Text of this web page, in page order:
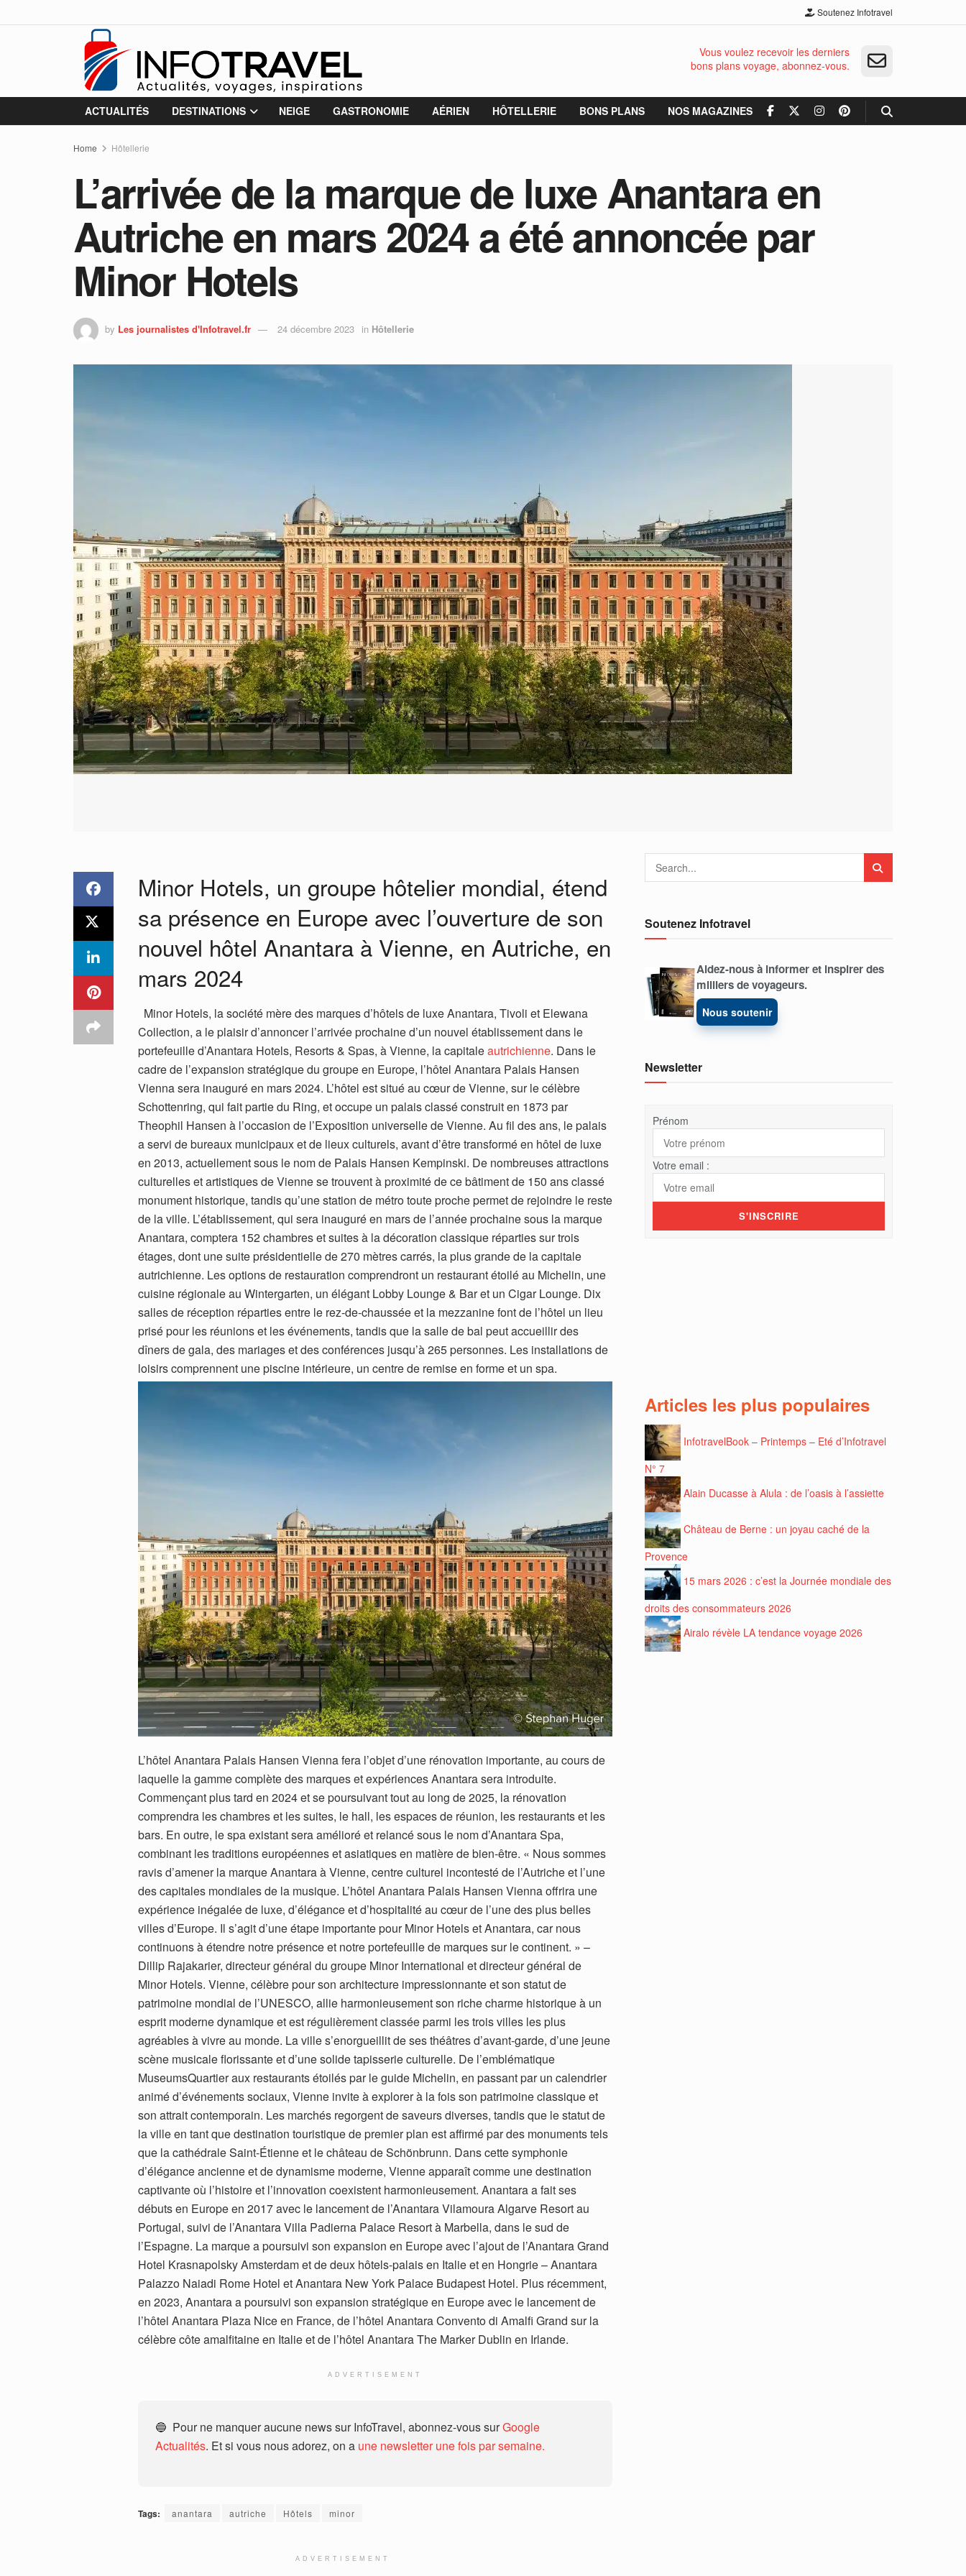
Soutenez Infotravel
Vous voulez recevoir les derniers
bons plans voyage, abonnez-vous.
ACTUALITÉS DESTINATIONS NEIGE GASTRONOMIE AÉRIEN HÔTELLERIE BONS PLANS NOS MAGAZINES
Home Hôtellerie
L’arrivée de la marque de luxe Anantara en
Autriche en mars 2024 a été annoncée par
Minor Hotels
by Les journalistes d'Infotravel.fr 24 décembre 2023 in Hôtellerie
Minor Hotels, un groupe hôtelier mondial, étend
sa présence en Europe avec l’ouverture de son
nouvel hôtel Anantara à Vienne, en Autriche, en
mars 2024
Minor Hotels, la société mère des marques d’hôtels de luxe Anantara, Tivoli et Elewana
Collection, a le plaisir d’annoncer l’arrivée prochaine d’un nouvel établissement dans le
portefeuille d’Anantara Hotels, Resorts & Spas, à Vienne, la capitaleautrichienne. Dans le
cadre de l’expansion stratégique du groupe en Europe, l’hôtel Anantara Palais Hansen
Vienna sera inauguré en mars 2024. L’hôtel est situé au cœur de Vienne, sur le célèbre
Schottenring, qui fait partie du Ring, et occupe un palais classé construit en 1873 par
Theophil Hansen à l’occasion de l’Exposition universelle de Vienne. Au fil des ans, le palais
a servi de bureaux municipaux et de lieux culturels, avant d’être transformé en hôtel de luxe
en 2013, actuellement sous le nom de Palais Hansen Kempinski. De nombreuses attractions
culturelles et artistiques de Vienne se trouvent à proximité de ce bâtiment de 150 ans classé
monument historique, tandis qu’une station de métro toute proche permet de rejoindre le reste
de la ville. L’établissement, qui sera inauguré en mars de l’année prochaine sous la marque
Anantara, comptera 152 chambres et suites à la décoration classique réparties sur trois
étages, dont une suite présidentielle de 270 mètres carrés, la plus grande de la capitale
autrichienne. Les options de restauration comprendront un restaurant étoilé au Michelin, une
cuisine régionale au Wintergarten, un élégant Lobby Lounge & Bar et un Cigar Lounge. Dix
salles de réception réparties entre le rez-de-chaussée et la mezzanine font de l’hôtel un lieu
prisé pour les réunions et les événements, tandis que la salle de bal peut accueillir des
dîners de gala, des mariages et des conférences jusqu’à 265 personnes. Les installations de
loisirs comprennent une piscine intérieure, un centre de remise en forme et un spa.
L’hôtel Anantara Palais Hansen Vienna fera l’objet d’une rénovation importante, au cours de
laquelle la gamme complète des marques et expériences Anantara sera introduite.
Commençant plus tard en 2024 et se poursuivant tout au long de 2025, la rénovation
comprendra les chambres et les suites, le hall, les espaces de réunion, les restaurants et les
bars. En outre, le spa existant sera amélioré et relancé sous le nom d’Anantara Spa,
combinant les traditions européennes et asiatiques en matière de bien-être. « Nous sommes
ravis d’amener la marque Anantara à Vienne, centre culturel incontesté de l’Autriche et l’une
des capitales mondiales de la musique. L’hôtel Anantara Palais Hansen Vienna offrira une
expérience inégalée de luxe, d’élégance et d’hospitalité au cœur de l’une des plus belles
villes d’Europe. Il s’agit d’une étape importante pour Minor Hotels et Anantara, car nous
continuons à étendre notre présence et notre portefeuille de marques sur le continent. » –
Dillip Rajakarier, directeur général du groupe Minor International et directeur général de
Minor Hotels. Vienne, célèbre pour son architecture impressionnante et son statut de
patrimoine mondial de l’UNESCO, allie harmonieusement son riche charme historique à un
esprit moderne dynamique et est régulièrement classée parmi les trois villes les plus
agréables à vivre au monde. La ville s’enorgueillit de ses théâtres d’avant-garde, d’une jeune
scène musicale florissante et d’une solide tapisserie culturelle. De l’emblématique
MuseumsQuartier aux restaurants étoilés par le guide Michelin, en passant par un calendrier
animé d’événements sociaux, Vienne invite à explorer à la fois son patrimoine classique et
son attrait contemporain. Les marchés regorgent de saveurs diverses, tandis que le statut de
la ville en tant que destination touristique de premier plan est affirmé par des monuments tels
que la cathédrale Saint-Étienne et le château de Schönbrunn. Dans cette symphonie
d’élégance ancienne et de dynamisme moderne, Vienne apparaît comme une destination
captivante où l’histoire et l’innovation coexistent harmonieusement. Anantara a fait ses
débuts en Europe en 2017 avec le lancement de l’Anantara Vilamoura Algarve Resort au
Portugal, suivi de l’Anantara Villa Padierna Palace Resort à Marbella, dans le sud de
l’Espagne. La marque a poursuivi son expansion en Europe avec l’ajout de l’Anantara Grand
Hotel Krasnapolsky Amsterdam et de deux hôtels-palais en Italie et en Hongrie – Anantara
Palazzo Naiadi Rome Hotel et Anantara New York Palace Budapest Hotel. Plus récemment,
en 2023, Anantara a poursuivi son expansion stratégique en Europe avec le lancement de
l’hôtel Anantara Plaza Nice en France, de l’hôtel Anantara Convento di Amalfi Grand sur la
célèbre côte amalfitaine en Italie et de l’hôtel Anantara The Marker Dublin en Irlande.
ADVERTISEMENT
🔵 Pour ne manquer aucune news sur InfoTravel, abonnez-vous surGoogle
Actualités. Et si vous nous adorez, on a une newsletter une fois par semaine.
Tags: anantara autriche Hôtels minor
ADVERTISEMENT
Soutenez Infotravel
Aidez-nous à informer et inspirer des
milliers de voyageurs.
Nous soutenir
Newsletter
Prénom
Votre email :
Articles les plus populaires
InfotravelBook – Printemps – Eté d’Infotravel
N° 7
Alain Ducasse à Alula : de l’oasis à l’assiette
Château de Berne : un joyau caché de la
Provence
15 mars 2026 : c’est la Journée mondiale des
droits des consommateurs 2026
Airalo révèle LA tendance voyage 2026